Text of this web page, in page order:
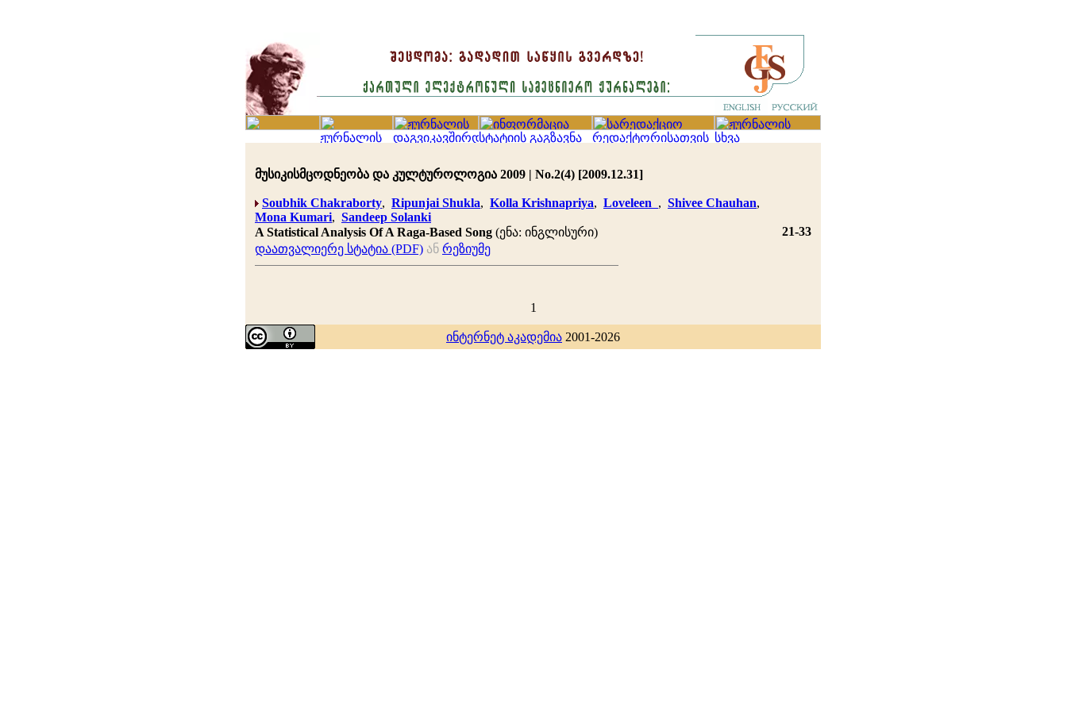
მუსიკისმცოდნეობა და კულტუროლოგია 2009 | No.2(4) [2009.12.31]
Soubhik Chakraborty, Ripunjai Shukla, Kolla Krishnapriya, Loveleen , Shivee Chauhan,
Mona Kumari, Sandeep Solanki
A Statistical Analysis Of A Raga-Based Song (ენა: ინგლისური)
21-33
დაათვალიერე სტატია (PDF) ან რეზიუმე
1
ინტერნეტ აკადემია 2001-2026